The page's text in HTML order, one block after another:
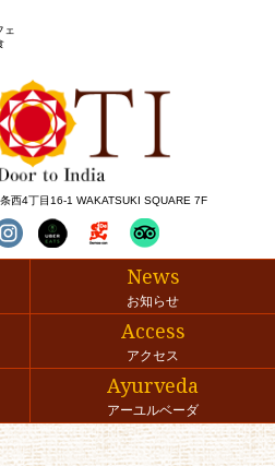
ェ
西4丁目16-1 WAKATSUKI SQUARE 7F
News
お知らせ
Access
アクセス
Ayurveda
アーユルベーダ